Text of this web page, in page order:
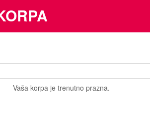
Vaša korpa je trenutno prazna.